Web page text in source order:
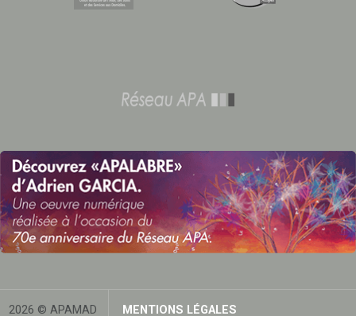
2026 © APAMAD MENTIONS LÉGALES